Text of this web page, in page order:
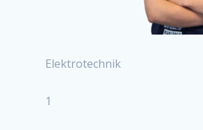
Elektrotechnik
1